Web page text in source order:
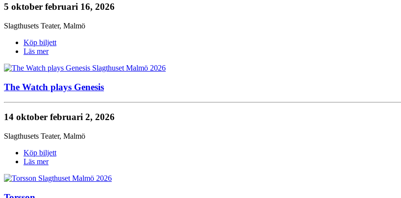
5 oktober februari 16, 2026
Slagthusets Teater, Malmö
Köp biljett
Läs mer
The Watch plays Genesis
14 oktober februari 2, 2026
Slagthusets Teater, Malmö
Köp biljett
Läs mer